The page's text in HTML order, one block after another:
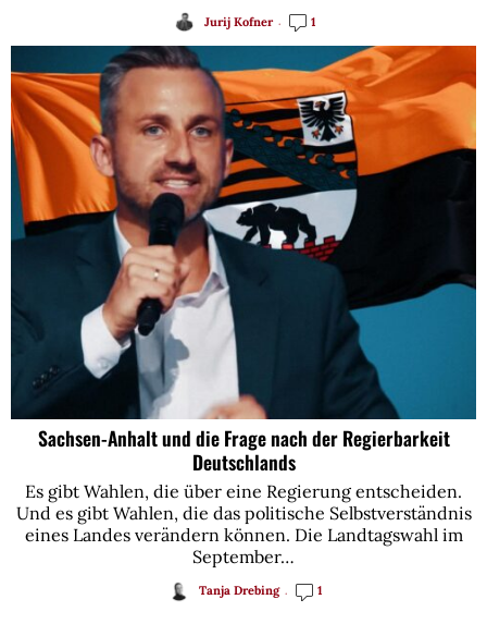
Jurij Kofner 1
Sachsen-Anhalt und die Frage nach der Regierbarkeit
Deutschlands
Es gibt Wahlen, die über eine Regierung entscheiden.
Und es gibt Wahlen, die das politische Selbstverständnis
eines Landes verändern können. Die Landtagswahl im
September…
Tanja Drebing 1